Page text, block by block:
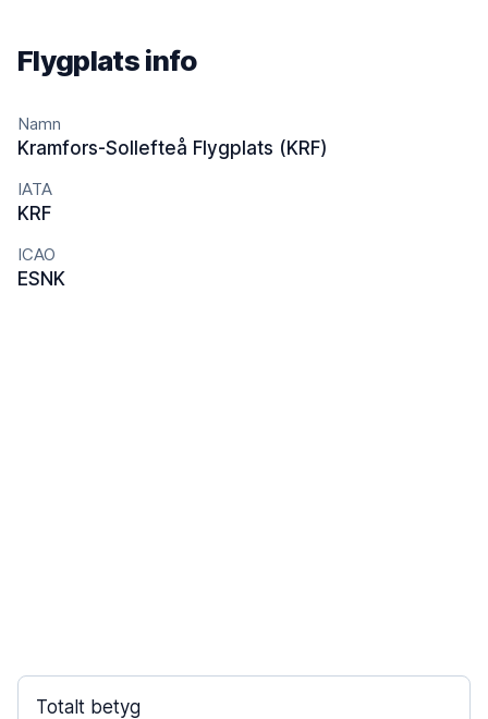
Flygplats info
Namn
Kramfors-Sollefteå Flygplats (KRF)
IATA
KRF
ICAO
ESNK
Totalt betyg